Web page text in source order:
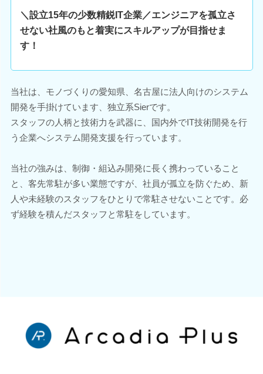
＼設立15年の少数精鋭IT企業／エンジニアを孤立さ
せない社風のもと着実にスキルアップが目指せま
す！
当社は、モノづくりの愛知県、名古屋に法人向けのシステム
開発を手掛けています、独立系Sierです。
スタッフの人柄と技術力を武器に、国内外でIT技術開発を行
う企業へシステム開発支援を行っています。
当社の強みは、制御・組込み開発に長く携わっていること
と、客先常駐が多い業態ですが、社員が孤立を防ぐため、新
人や未経験のスタッフをひとりで常駐させないことです。必
ず経験を積んだスタッフと常駐をしています。